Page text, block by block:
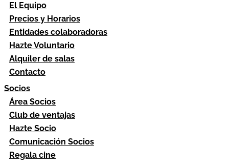
El Equipo
Precios y Horarios
Entidades colaboradoras
Hazte Voluntario
Alquiler de salas
Contacto
Socios
Área Socios
Club de ventajas
Hazte Socio
Comunicación Socios
Regala cine